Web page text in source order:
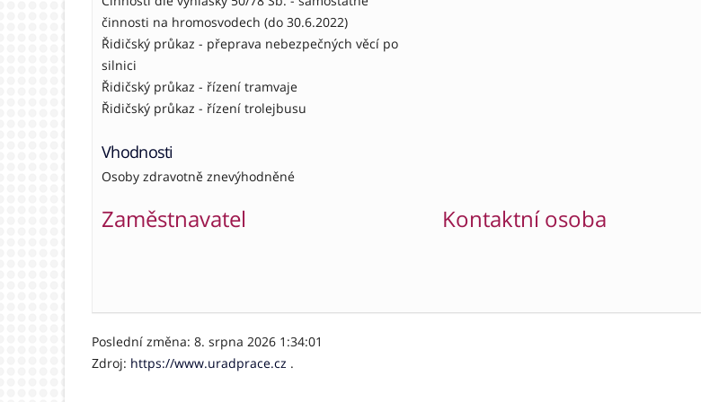
činnosti na hromosvodech (do 30.6.2022)
Řidičský průkaz - přeprava nebezpečných věcí po
silnici
Řidičský průkaz - řízení tramvaje
Řidičský průkaz - řízení trolejbusu
Vhodnosti
Osoby zdravotně znevýhodněné
Zaměstnavatel Kontaktní osoba
Poslední změna: 8. srpna 2026 1:34:01
Zdroj: https://www.uradprace.cz .